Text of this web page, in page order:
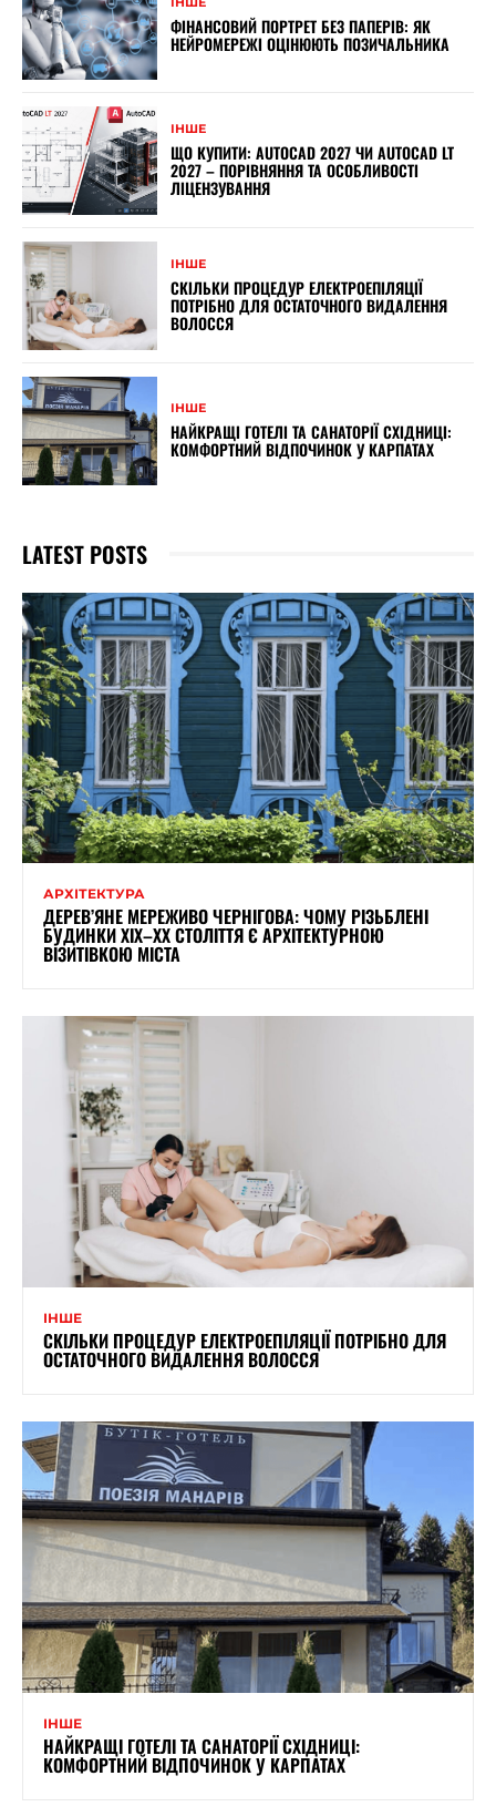
ФІНАНСОВИЙ ПОРТРЕТ БЕЗ ПАПЕРІВ: ЯК
НЕЙРОМЕРЕЖІ ОЦІНЮЮТЬ ПОЗИЧАЛЬНИКА
ІНШЕ
ЩО КУПИТИ: AUTOCAD 2027 ЧИ AUTOCAD LT
2027 – ПОРІВНЯННЯ ТА ОСОБЛИВОСТІ
ЛІЦЕНЗУВАННЯ
ІНШЕ
СКІЛЬКИ ПРОЦЕДУР ЕЛЕКТРОЕПІЛЯЦІЇ
ПОТРІБНО ДЛЯ ОСТАТОЧНОГО ВИДАЛЕННЯ
ВОЛОССЯ
ІНШЕ
НАЙКРАЩІ ГОТЕЛІ ТА САНАТОРІЇ СХІДНИЦІ:
КОМФОРТНИЙ ВІДПОЧИНОК У КАРПАТАХ
LATEST POSTS
АРХІТЕКТУРА
ДЕРЕВ’ЯНЕ МЕРЕЖИВО ЧЕРНІГОВА: ЧОМУ РІЗЬБЛЕНІ
БУДИНКИ ХІХ–ХХ СТОЛІТТЯ Є АРХІТЕКТУРНОЮ
ВІЗИТІВКОЮ МІСТА
ІНШЕ
СКІЛЬКИ ПРОЦЕДУР ЕЛЕКТРОЕПІЛЯЦІЇ ПОТРІБНО ДЛЯ
ОСТАТОЧНОГО ВИДАЛЕННЯ ВОЛОССЯ
ІНШЕ
НАЙКРАЩІ ГОТЕЛІ ТА САНАТОРІЇ СХІДНИЦІ:
КОМФОРТНИЙ ВІДПОЧИНОК У КАРПАТАХ